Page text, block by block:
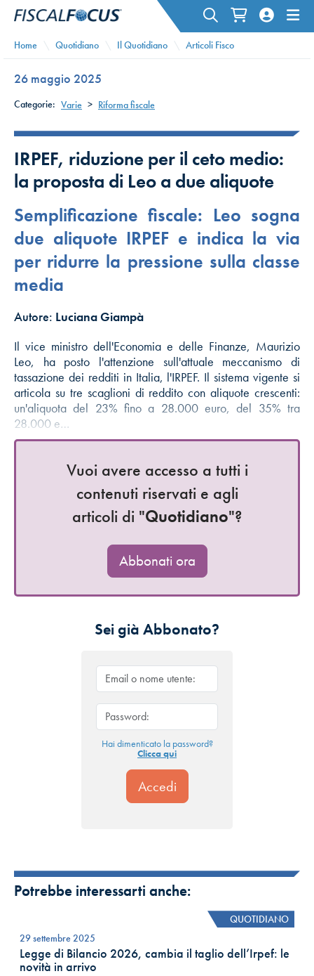
Home Quotidiano Il Quotidiano Articoli Fisco
26 maggio 2025
Categorie: Varie > Riforma fiscale
IRPEF, riduzione per il ceto medio:
la proposta di Leo a due aliquote
Semplificazione fiscale: Leo sogna
due aliquote IRPEF e indica la via
per ridurre la pressione sulla classe
media
Autore: Luciana Giampà
Il vice ministro dell'Economia e delle Finanze, Maurizio
Leo, ha posto l'attenzione sull'attuale meccanismo di
tassazione dei redditi in Italia, l'IRPEF. Il sistema vigente si
articola su tre scaglioni di reddito con aliquote crescenti:
un'aliquota del 23% fino a 28.000 euro, del 35% tra
28.000 e…
Vuoi avere accesso a tutti i
contenuti riservati e agli
articoli di "Quotidiano"?
Abbonati ora
Sei già Abbonato?
Hai dimenticato la password?
Clicca qui
Potrebbe interessarti anche:
QUOTIDIANO
29 settembre 2025
Legge di Bilancio 2026, cambia il taglio dell’Irpef: le
novità in arrivo